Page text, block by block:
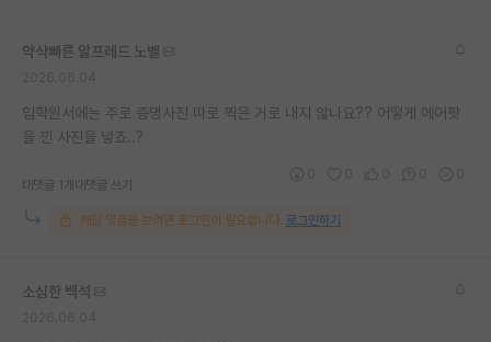
커리어
재팬라운지 🌸
약삭빠른 알프레드 노벨
입학원서에는 주로 증명사진 따로 찍은 거로 내지 않나요?? 어떻게 에어팟
을 낀 사진을 넣죠..?
대댓글 1개 대댓글 쓰기
해당 댓글을 보려면 로그인이 필요합니다. 로그인하기
소심한 백석